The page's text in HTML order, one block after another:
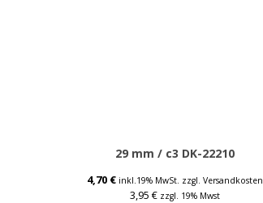
29 mm / c3 DK-22210
4,70 € inkl.19% MwSt. zzgl. Versandkosten
3,95€ zzgl. 19% Mwst